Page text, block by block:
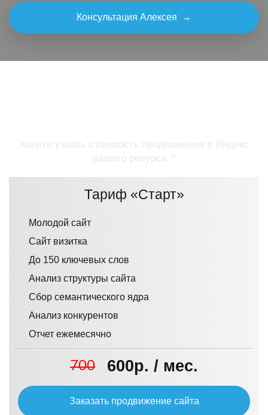
Консультация Алексея →
Тариф «Старт»
Молодой сайт
Сайт визитка
До 150 ключевых слов
Анализ структуры сайта
Сбор семантического ядра
Анализ конкурентов
Отчет ежемесячно
700 600р. / мес.
Заказать продвижение сайта